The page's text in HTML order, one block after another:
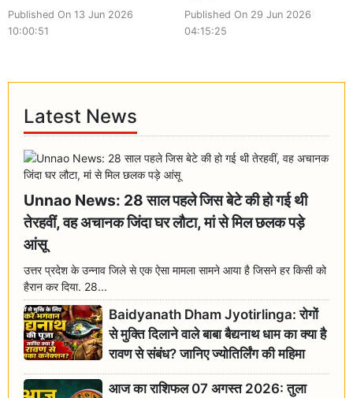
Published On 13 Jun 2026
10:00:51
Published On 29 Jun 2026
04:15:25
Latest News
Unnao News: 28 साल पहले जिस बेटे की हो गई थी
तेरहवीं, वह अचानक जिंदा घर लौटा, मां से मिल छलक पड़े
आंसू
उत्तर प्रदेश के उन्नाव जिले से एक ऐसा मामला सामने आया है जिसने हर किसी को
हैरान कर दिया. 28...
Baidyanath Dham Jyotirlinga: रोगों
से मुक्ति दिलाने वाले बाबा बैद्यनाथ धाम का क्या है
रावण से संबंध? जानिए ज्योतिर्लिंग की महिमा
आज का राशिफल 07 अगस्त 2026: तुला